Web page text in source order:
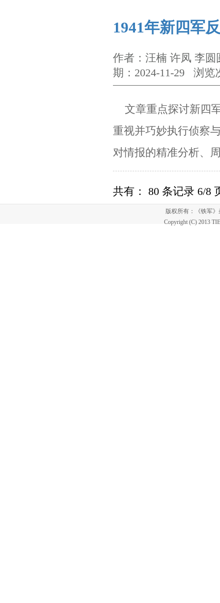
1941年新四军
作者：汪楠 许凤 李
期：2024-11-29 浏览
文章重点探讨新四
重视并巧妙执行侦察
对情报的精准分析、
共有： 80 条记录 6/8
版权所有：《铁军
Copyright (C) 2013